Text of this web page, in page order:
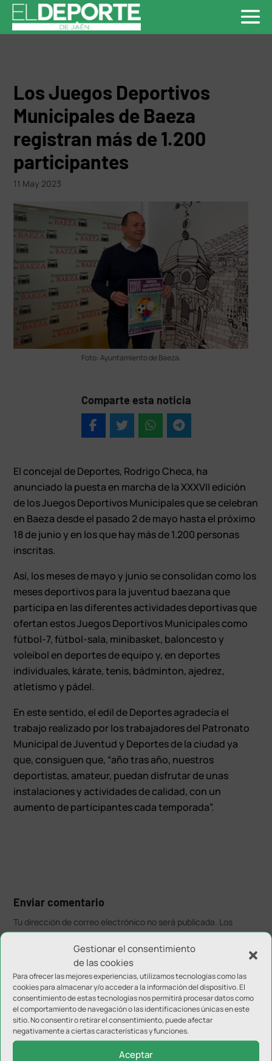
Gestionar el consentimiento
de las cookies
Para ofrecer las mejores experiencias, utilizamos tecnologías como las
cookies para almacenar y/o acceder a la información del dispositivo. El
consentimiento de estas tecnologías nos permitirá procesar datos como
el comportamiento de navegación o las identificaciones únicas en este
sitio. No consentir o retirar el consentimiento, puede afectar
negativamente a ciertas características y funciones.
Aceptar
Los Juegos Deportivos
Municipales de Baeza
registran más de 1.200
participantes
11 May 2023
Foto: Ayuntamiento de Baeza.
Comparte esta noticia
El concejal de Deportes, Rodrigo Checa, ha
anunciado la puesta en marcha de la XXXVII edición
de los Juegos Deportivos Municipales que se celebran
en Baeza desde el pasado 2 de mayo hasta el próximo
18 de junio y en los que hay más de 1.200 personas
inscritas.
Así, los meses de mayo y junio se consolidan como los
meses deportivos para la juventud baezana que
participa en las diferentes actividades deportivas que
ofertan estos Juegos Deportivos Municipales como
fútbol-7, fútbol-sala, minibasket, baloncesto y
voleibol en deportes de equipo y, en deportes
individuales, kárate, tenis, bádminton, ajedrez,
atletismo y pádel.
En este sentido, el edil de Deportes agradecía el
trabajo realizado por los trabajadores del Patronato
Municipal de Juventud y Deportes de la ciudad ya
que, consiguen que, “año tras año, nuestros
deportistas, amateur, puedan disfrutar de unas
instalaciones y actividades de calidad, con un
aumento de participantes cada temporada”.
Enviar comentario
Tu dirección de correo electrónico no será publicada. Los
campos obligatorios están marcados con*